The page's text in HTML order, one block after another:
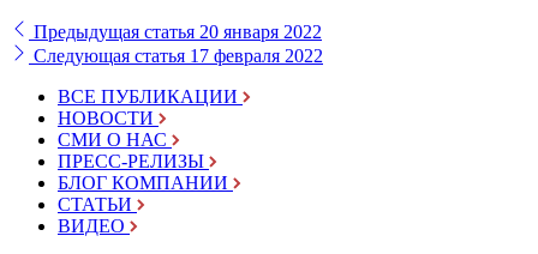
Предыдущая статья 20 января 2022
Следующая статья 17 февраля 2022
ВСЕ ПУБЛИКАЦИИ
НОВОСТИ
СМИ О НАС
ПРЕСС-РЕЛИЗЫ
БЛОГ КОМПАНИИ
СТАТЬИ
ВИДЕО